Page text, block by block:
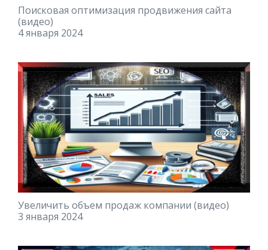
Поисковая оптимизация продвижения сайта
(видео)
4 января 2024
Увеличить объем продаж компании (видео)
3 января 2024